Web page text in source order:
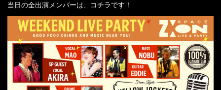
当日の全出演メンバーは、コチラです！